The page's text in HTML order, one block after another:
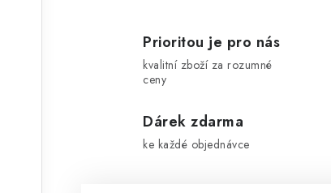
Prioritou je pro nás
kvalitní zboží za rozumné
ceny
Dárek zdarma
ke každé objednávce